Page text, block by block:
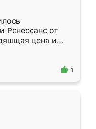
Ренессанс от
цена и
Приехавший
самый
1